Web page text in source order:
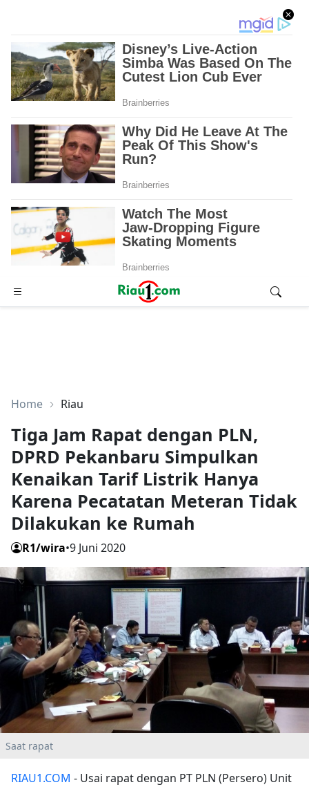
Advertisement
Home Riau
Tiga Jam Rapat dengan PLN,
DPRD Pekanbaru Simpulkan
Kenaikan Tarif Listrik Hanya
Karena Pecatatan Meteran Tidak
Dilakukan ke Rumah
R1/wira•9 Juni 2020
Saat rapat
RIAU1.COM - Usai rapat dengan PT PLN (Persero) Unit